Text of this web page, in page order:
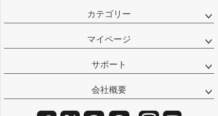
カテゴリー
マイページ
サポート
会社概要